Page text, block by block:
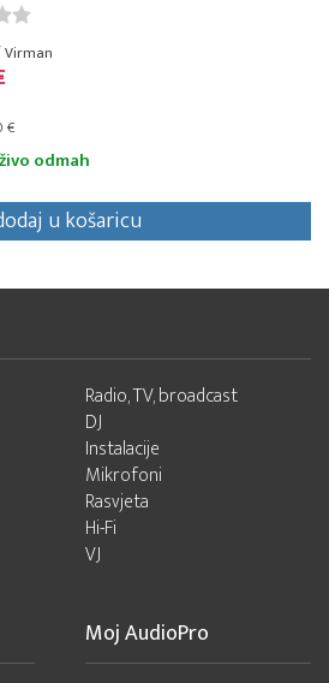
Virman
€
odmah
u košaricu
Radio, TV, broadcast
DJ
Instalacije
Mikrofoni
Rasvjeta
Hi-Fi
VJ
Moj AudioPro